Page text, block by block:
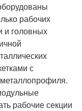
рабочих
и головных
с
рабочие секции